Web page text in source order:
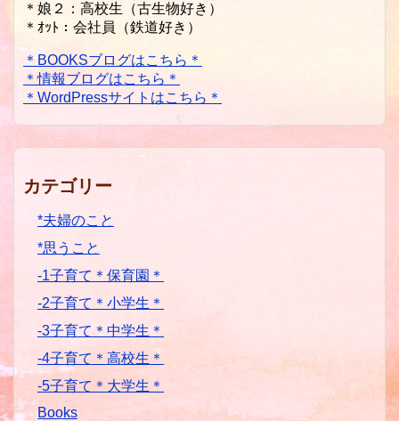
＊娘２：高校生（古生物好き）
＊ｵｯﾄ：会社員（鉄道好き）
＊BOOKSブログはこちら＊
＊情報ブログはこちら＊
＊WordPressサイトはこちら＊
カテゴリー
*夫婦のこと
*思うこと
-1子育て＊保育園＊
-2子育て＊小学生＊
-3子育て＊中学生＊
-4子育て＊高校生＊
-5子育て＊大学生＊
Books